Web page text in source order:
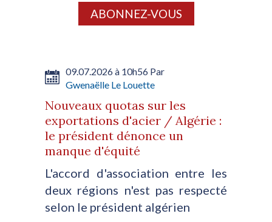
ABONNEZ-VOUS
09.07.2026 à 10h56 Par
Gwenaëlle Le Louette
Nouveaux quotas sur les
exportations d'acier / Algérie :
le président dénonce un
manque d'équité
L'accord d'association entre les
deux régions n'est pas respecté
selon le président algérien